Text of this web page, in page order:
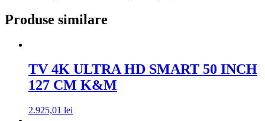
Produse similare
TV 4K ULTRA HD SMART 50 INCH
127 CM K&M
2.925,01 lei